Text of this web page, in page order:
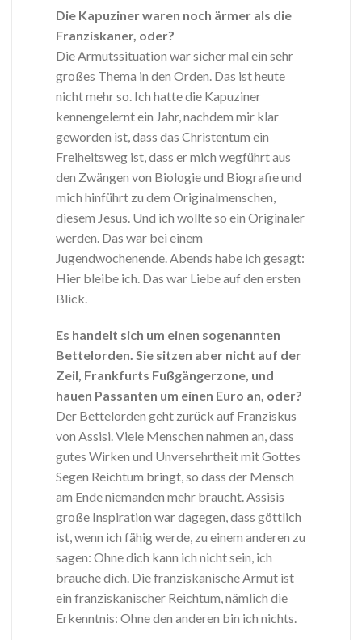
Die Kapuziner waren noch ärmer als die
Franziskaner, oder?
Die Armutssituation war sicher mal ein sehr
großes Thema in den Orden. Das ist heute
nicht mehr so. Ich hatte die Kapuziner
kennengelernt ein Jahr, nachdem mir klar
geworden ist, dass das Christentum ein
Freiheitsweg ist, dass er mich wegführt aus
den Zwängen von Biologie und Biografie und
mich hinführt zu dem Originalmenschen,
diesem Jesus. Und ich wollte so ein Originaler
werden. Das war bei einem
Jugendwochenende. Abends habe ich gesagt:
Hier bleibe ich. Das war Liebe auf den ersten
Blick.
Es handelt sich um einen sogenannten
Bettelorden. Sie sitzen aber nicht auf der
Zeil, Frankfurts Fußgängerzone, und
hauen Passanten um einen Euro an, oder?
Der Bettelorden geht zurück auf Franziskus
von Assisi. Viele Menschen nahmen an, dass
gutes Wirken und Unversehrtheit mit Gottes
Segen Reichtum bringt, so dass der Mensch
am Ende niemanden mehr braucht. Assisis
große Inspiration war dagegen, dass göttlich
ist, wenn ich fähig werde, zu einem anderen zu
sagen: Ohne dich kann ich nicht sein, ich
brauche dich. Die franziskanische Armut ist
ein franziskanischer Reichtum, nämlich die
Erkenntnis: Ohne den anderen bin ich nichts.